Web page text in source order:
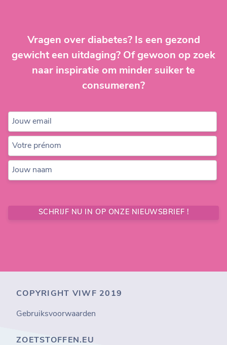
Vragen over diabetes? Is een gezond
gewicht een uitdaging? Of gewoon op zoek
naar inspiratie om minder suiker te
consumeren?
Jouw email
Votre prénom
Jouw naam
SCHRIJF NU IN OP ONZE NIEUWSBRIEF !
COPYRIGHT VIWF 2019
Gebruiksvoorwaarden
ZOETSTOFFEN.EU